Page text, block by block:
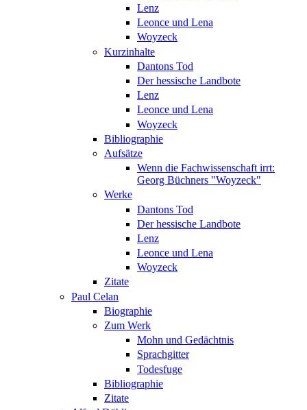
Lenz
Leonce und Lena
Woyzeck
Kurzinhalte
Dantons Tod
Der hessische Landbote
Lenz
Leonce und Lena
Woyzeck
Bibliographie
Aufsätze
Wenn die Fachwissenschaft irrt:
Georg Büchners "Woyzeck"
Werke
Dantons Tod
Der hessische Landbote
Lenz
Leonce und Lena
Woyzeck
Zitate
Paul Celan
Biographie
Zum Werk
Mohn und Gedächtnis
Sprachgitter
Todesfuge
Bibliographie
Zitate